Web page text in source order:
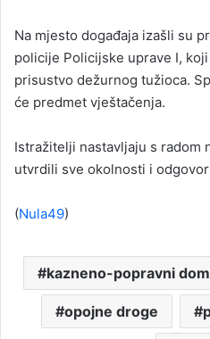
Na mjesto događaja izašli su
policije Policijske uprave I,
prisustvo dežurnog tužioca.
će predmet vještačenja.
Istražitelji nastavljaju s radom
utvrdili sve okolnosti i
(Nula49)
kazneno-popravni dom
opojne droge